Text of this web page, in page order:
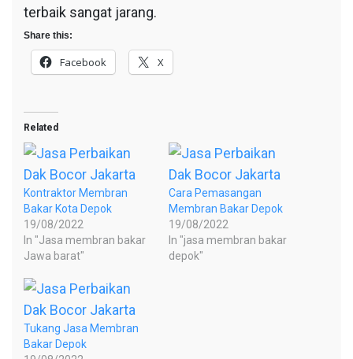
terbaik sangat jarang.
Share this:
Facebook X
Related
Kontraktor Membran
Bakar Kota Depok
19/08/2022
In "Jasa membran bakar
Jawa barat"
Cara Pemasangan
Membran Bakar Depok
19/08/2022
In "jasa membran bakar
depok"
Tukang Jasa Membran
Bakar Depok